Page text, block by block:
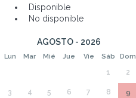
Disponible
No disponible
AGOSTO - 2026
Lun Mar Mié Jue Vie Sáb Dom
1 2
3 4 5 6 7 8 9